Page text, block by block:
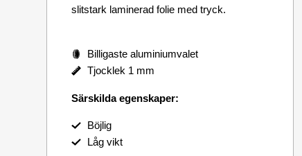
slitstark laminerad folie med tryck.
Billigaste aluminiumvalet
Tjocklek 1 mm
Särskilda egenskaper:
Böjlig
Låg vikt